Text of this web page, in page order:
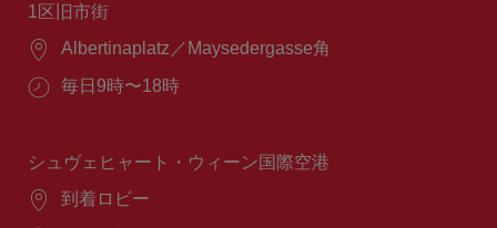
1区旧市街
場
Albertinaplatz／Maysedergasse角
営
間：
毎日9時〜18時
シュヴェヒャート・ウィーン国際空港
場
到着ロビー